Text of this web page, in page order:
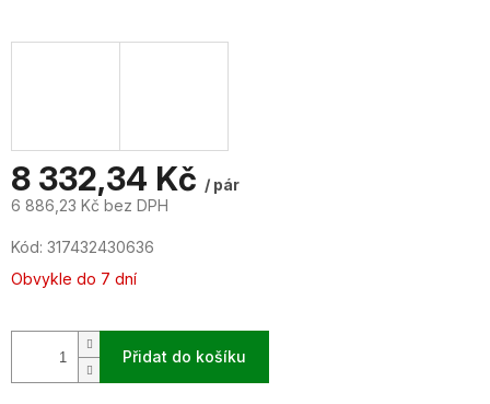
8 332,34 Kč / pár
6 886,23 Kč bez DPH
cena:
Kód: 317432430636
Obvykle do 7 dní
Přidat do košíku